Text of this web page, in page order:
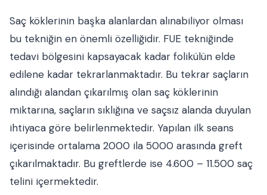
Saç köklerinin başka alanlardan alınabiliyor olması
bu tekniğin en önemli özelliğidir. FUE tekniğinde
tedavi bölgesini kapsayacak kadar folikülün elde
edilene kadar tekrarlanmaktadır. Bu tekrar saçların
alındığı alandan çıkarılmış olan saç köklerinin
miktarına, saçların sıklığına ve saçsız alanda duyulan
ihtiyaca göre belirlenmektedir. Yapılan ilk seans
içerisinde ortalama 2000 ila 5000 arasında greft
çıkarılmaktadır. Bu greftlerde ise 4.600 – 11.500 saç
telini içermektedir.